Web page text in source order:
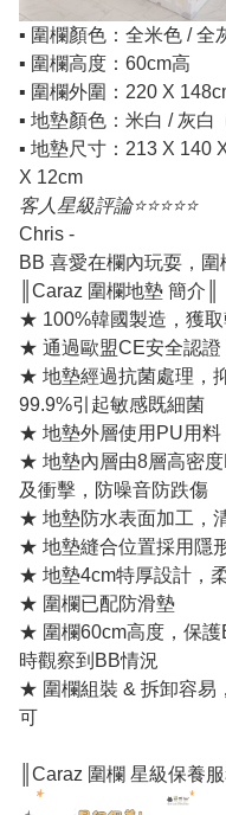
▪️ 圍欄顏色：全米色 / 全
▪️ 圍欄高度：60cm高
▪️ 圍欄外圍：220 X
▪️ 地墊顏色：米白 / 灰
▪️ 地墊尺寸：213 X 140
X 12cm
客人星級評論⭐️⭐️⭐️⭐️⭐️
Chris -
BB 喜愛在欄內玩耍，
║Caraz 圍欄地墊 簡介║
★ 100%韓國製造，獲
★ 通過歐盟CE安全認證
★ 地墊經過抗菌處理，
99.9%引起敏感既細菌
★ 地墊外層使用PU用料
★ 地墊內層由8層高密
及衝擊，防噪音防跌傷
★ 地墊防水表面加工，
★ 地墊縫合位置採用隱
★ 地墊4cm特厚設計，
★ 圍欄已配防滑墊
★ 圍欄60cm高度，保護
時觀察到BB情況
★ 圍欄組裝 & 拆卸容易
可
║Caraz 圍欄 星級保養